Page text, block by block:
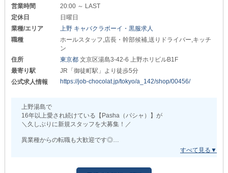
⇒通勤時にかかる出費を抑えられるのが魅力！
遠方にお住まいの方も安心です。
*制服の貸与あり*
⇒事前準備の負担を減らせるよう
∵∴∵∴∵∴∵∴∵∴∵∴∵∴∵∴∵∴∵
興味がある方は、ぜひお気軽にお問い合わせください！
あなたと一緒に働ける日を、楽しみにお待ちしております。
将来自分のお店を持ちたい方は
当店で経営ノウハウをたくさん学んでください！
＼未経験でも月給33万円以上可能！／
今なら空きポスト多数あり！
年齢や経験に関係なく
あなたの頑張りは必ず評価します！
【勤務形態】
早番:16時～0時
予定に合わせて、シフトを調整していくこともできるので
まずはご相談ください！
ぜひお気軽にお問い合わせください。
営業時間
20:00 ～ LAST
定休日
日曜日
業種/エリア
上野 キャバクラボーイ・黒服求人
職種
ホールスタッフ,店長・幹部候補,送りドライバー,キッチ
ン
住所
東京都文京区湯島3-42-6 上野ホリビルB1F
最寄り駅
JR「御徒町駅」より徒歩5分
公式求人情報
https://job-chocolat.jp/tokyo/a_142/shop/00456/
上野湯島で
16年以上愛され続けている【Pasha（パシャ）】が
＼久しぶりに新規スタッフを大募集！／
異業種からの転職も大歓迎です◎
あなたをお迎えします！